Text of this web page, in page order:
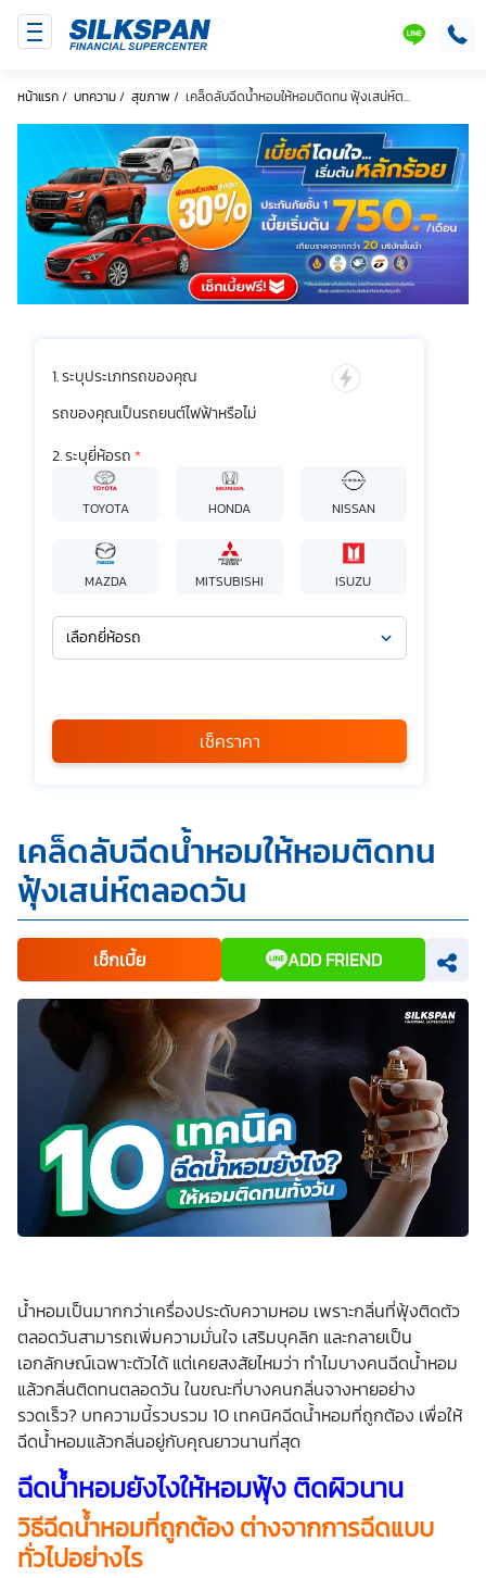
หน้าแรก/ บทความ/ สุขภาพ / เคล็ดลับฉีดน้ำหอมให้หอมติดทน ฟุ้งเสน่ห์ต...
ระบุประเภทรถของคุณ
รถของคุณเป็นรถยนต์ไฟฟ้าหรือไม่
ระบุยี่ห้อรถ *
TOYOTA HONDA NISSAN
MAZDA MITSUBISHI ISUZU
เลือกยี่ห้อรถ
กรุณาเลือก
*
ข้าพเจ้ารับทราบนโยบายคุ้มครองข้อมูลส่วนบุคคล และยินยอมให้
บริษัท SILKSPAN อินชัวรันซ์ โบรกเกอร์เรจ จำกัด รวมถึงบริษัท
ในเครือที่เกี่ยวข้องกัน ตลอดจนคู่ค้าทางธุรกิจและ/หรือ
พันธมิตรของบริษัทเหล่านี้ สามารถเก็บ ใช้ และ/หรือ เปิดเผย
ข้อมูลส่วนบุคคลและข้อมูลส่วนบุคคลที่มีความอ่อนไหวของ
ข้าพเจ้า เพื่อวัตถุประสงค์ในการดำเนินการติดต่อและนำเสนอ
ข้อมูลสำหรับการขายผลิตภัณฑ์ การจัดทำรายการส่งเสริมการ
ขายและการตลาด แจ้งสิทธิประโยชน์หรือข่าวสารต่างๆ แจ้ง
ข้อมูลเกี่ยวกับผลิตภัณฑ์ หรือกรมธรรม์ประกันภัย การใช้ข้อมูล
เพื่อพัฒนาผลิตภัณฑ์หรือบริการต่างๆ หรือเพื่อกิจกรรมอื่นๆ
ท่านสามารถอ่านรายละเอียดนโยบายคุ้มครองข้อมูลส่วนบุคคล
และสิทธิของเจ้าของข้อมูลส่วนบุคคลได้ที่เว็บไซต์
เกี่ยวกับความเป็นส่วนตัวก่อนให้ความยินยอม ทั้งนี้ ก่อนการ
แสดงเจตนา ข้าพเจ้าได้อ่านรายละเอียดจากเอกสารชี้แจงข้อมูล
หรือได้รับคำอธิบายจากหน่วยงานถึงวัตถุประสงค์ในการเก็บ
รวบรวม ใช้หรือเปิดเผยข้อมูลส่วนบุคคล (“ประมวลผลข้อมูล
ส่วนบุคคล”) และมีความเข้าใจดีแล้ว ข้าพเจ้าให้ความยินยอมหรือ
ปฏิเสธไม่ให้ความยินยอมในเอกสารนี้ด้วยความสมัครใจ
ปราศจากการบังคับหรือชักจูง และข้าพเจ้าทราบว่าข้าพเจ้า
สามารถถอนความยินยอมนี้เสียเมื่อใดก็ได้ เว้นแต่ในกรณีมีข้อ
จำกัดสิทธิตามกฎหมายหรือยังมีสัญญาระหว่างข้าพเจ้ากับ
สถาบันที่ให้ประโยชน์แก่ข้าพเจ้าอยู่ กรณีที่ข้าพเจ้าประสงค์จะไม่
ให้ความยินยอม ข้าพเจ้าเข้าใจและยอมรับว่า การไม่ให้ความ
ยินยอมจะมีผลทำให้ข้าพเจ้า (เช่น ข้าพเจ้าอาจได้รับความสะดวก
ส่วนบุคคลที่ได้ดำเนินการเสร็จสิ้นไปแล้วก่อนการถอนความ
ยินยอม โดยข้าพเจ้าให้ถือเอาการกดเลือก “ให้ความยินยอม” ใน
ช่องสนทนา เป็นการแสดงเจตนายินยอมของข้าพเจ้าแทนการ
ลงลายมือชื่อเป็นหลักฐาน
เช็คราคา
เคล็ดลับฉีดน้ำหอมให้หอมติดทน
ฟุ้งเสน่ห์ตลอดวัน
เช็กเบี้ย ADD FRIEND
น้ำหอมเป็นมากกว่าเครื่องประดับความหอม เพราะกลิ่นที่ฟุ้งติดตัว
ตลอดวันสามารถเพิ่มความมั่นใจ เสริมบุคลิก และกลายเป็น
เอกลักษณ์เฉพาะตัวได้ แต่เคยสงสัยไหมว่า ทำไมบางคนฉีดน้ำหอม
แล้วกลิ่นติดทนตลอดวัน ในขณะที่บางคนกลิ่นจางหายอย่าง
รวดเร็ว? บทความนี้รวบรวม 10 เทคนิคฉีดน้ำหอมที่ถูกต้อง เพื่อให้
ฉีดน้ำหอมแล้วกลิ่นอยู่กับคุณยาวนานที่สุด
ฉีดน้ำหอมยังไงให้หอมฟุ้ง ติดผิวนาน
วิธีฉีดน้ำหอมที่ถูกต้องต่างจากการฉีดแบบ
ทั่วไปอย่างไร